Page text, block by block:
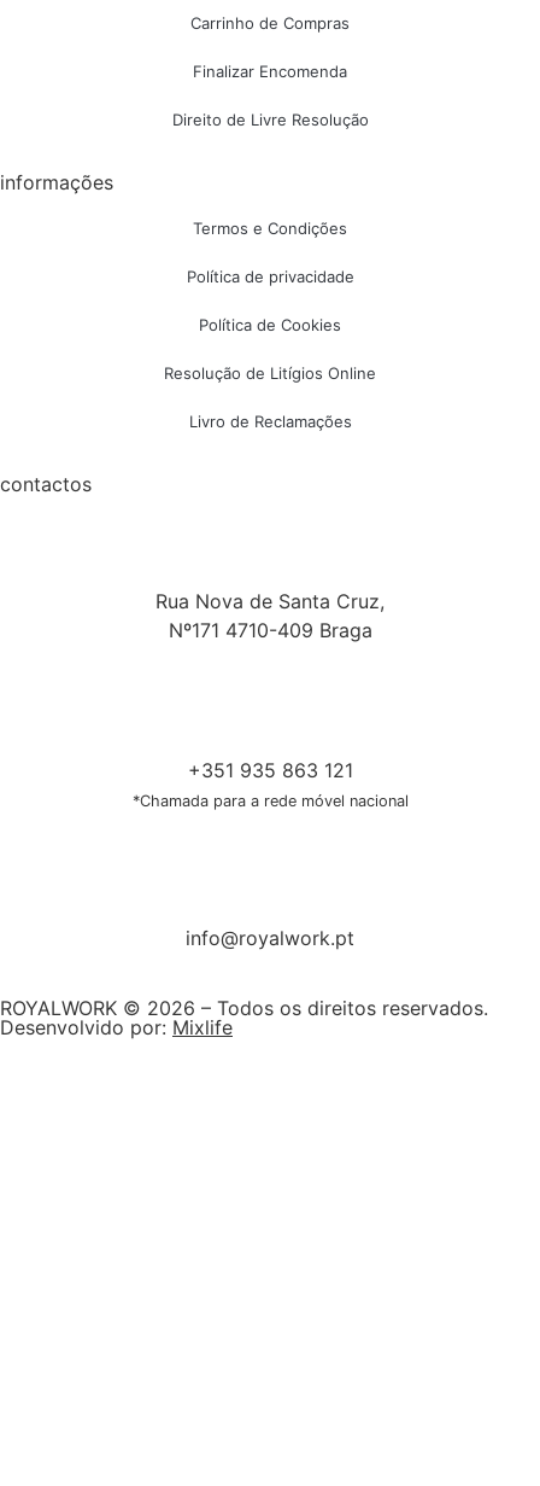
Carrinho de Compras
Finalizar Encomenda
Direito de Livre Resolução
informações
Termos e Condições
Política de privacidade
Política de Cookies
Resolução de Litígios Online
Livro de Reclamações
contactos
Rua Nova de Santa Cruz,
Nº171 4710-409 Braga
+351 935 863 121
*Chamada para a rede móvel nacional
info@royalwork.pt
ROYALWORK © 2026 – Todos os direitos reservados.
Desenvolvido por: Mixlife